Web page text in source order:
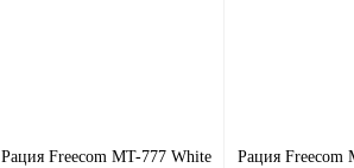
Рация Freecom MT-777 White Рация